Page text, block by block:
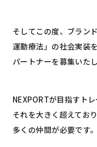
そしてこの度、ブラン
運動療法」の社会実装
パートナーを募集いたし
NEXPORTが目指すト
それを大きく超えてお
多くの仲間が必要です。